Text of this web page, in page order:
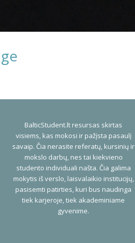
BalticStudent.lt resursas skirtas
visiems, kas mokosi ir pažįsta pasaulį
savaip. Čia nerasite referatų, kursinių ir
mokslo darbų, nes tai kiekvieno
studento individuali našta. Čia galima
mokytis iš verslo, laisvalaikio institucijų,
pasisemti patirties, kuri bus naudinga
tiek karjeroje, tiek akademiniame
gyvenime.